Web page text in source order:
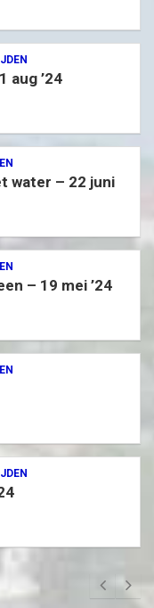
aug ’24
water – 22 juni
– 19 mei ’24